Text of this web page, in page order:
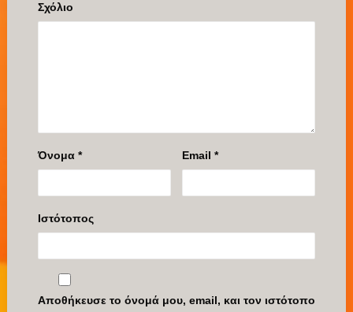
Σχόλιο
Όνομα * Email*
Ιστότοπος
Αποθήκευσε το όνομά μου, email, και τον ιστότοπο